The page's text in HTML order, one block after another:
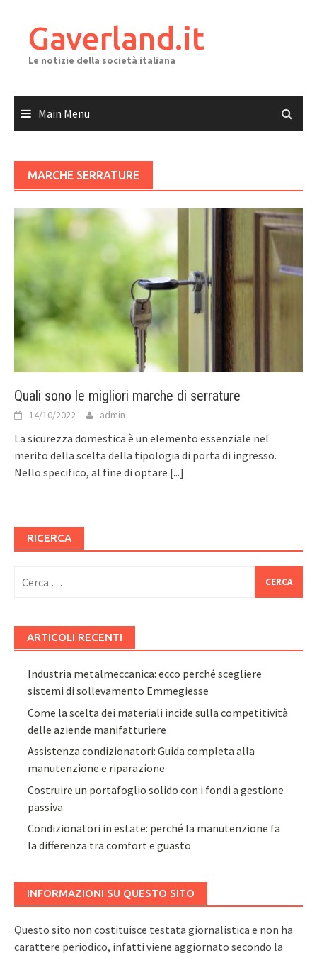
contentGaverland.it
Le notizie della società italiana
Main Menu
MARCHE SERRATURE
Quali sono le migliori marche di serrature
14/10/2022 admin
La sicurezza domestica è un elemento essenziale nel
merito della scelta della tipologia di porta di ingresso.
Nello specifico, al fine di optare [...]
RICERCA
per:
ARTICOLI RECENTI
Industria metalmeccanica: ecco perché scegliere
sistemi di sollevamento Emmegiesse
Come la scelta dei materiali incide sulla competitività
delle aziende manifatturiere
Assistenza condizionatori: Guida completa alla
manutenzione e riparazione
Costruire un portafoglio solido con i fondi a gestione
passiva
Condizionatori in estate: perché la manutenzione fa
la differenza tra comfort e guasto
INFORMAZIONI SU QUESTO SITO
Questo sito non costituisce testata giornalistica e non ha
carattere periodico, infatti viene aggiornato secondo la